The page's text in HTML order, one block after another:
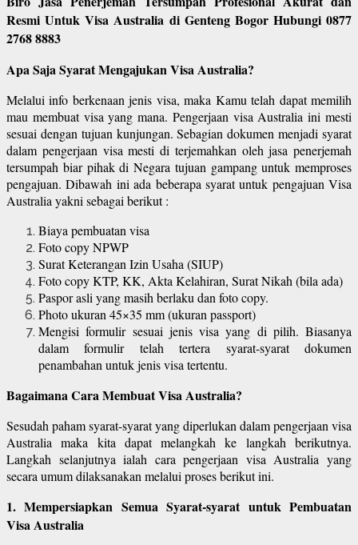
Resmi Untuk Visa Australia di Genteng Bogor Hubungi 0877
2768 8883
Apa Saja Syarat Mengajukan Visa Australia?
Melalui info berkenaan jenis visa, maka Kamu telah dapat memilih
mau membuat visa yang mana. Pengerjaan visa Australia ini mesti
sesuai dengan tujuan kunjungan. Sebagian dokumen menjadi syarat
dalam pengerjaan visa mesti di terjemahkan oleh jasa penerjemah
tersumpah biar pihak di Negara tujuan gampang untuk memproses
pengajuan. Dibawah ini ada beberapa syarat untuk pengajuan Visa
Australia yakni sebagai berikut :
Biaya pembuatan visa
Foto copy NPWP
Surat Keterangan Izin Usaha (SIUP)
Foto copy KTP, KK, Akta Kelahiran, Surat Nikah (bila ada)
Paspor asli yang masih berlaku dan foto copy.
Photo ukuran 45×35 mm (ukuran passport)
Mengisi formulir sesuai jenis visa yang di pilih. Biasanya
dalam formulir telah tertera syarat-syarat dokumen
penambahan untuk jenis visa tertentu.
Bagaimana Cara Membuat Visa Australia?
Sesudah paham syarat-syarat yang diperlukan dalam pengerjaan visa
Australia maka kita dapat melangkah ke langkah berikutnya.
Langkah selanjutnya ialah cara pengerjaan visa Australia yang
secara umum dilaksanakan melalui proses berikut ini.
1. Mempersiapkan Semua Syarat-syarat untuk Pembuatan
Visa Australia